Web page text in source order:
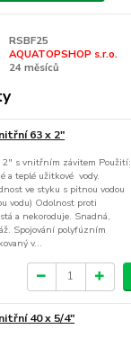
RSBF25
AQUATOPSHOP s.r.o.
24 měsíců
63 x 2"
2" s vnitřním závitem Použití:
a teplé užitkové vody.
ve styku s pitnou vodou
vodu) Odolnost proti
a nekoroduje. Snadná,
Spojování polyfúzním
v...
40 x 5/4"